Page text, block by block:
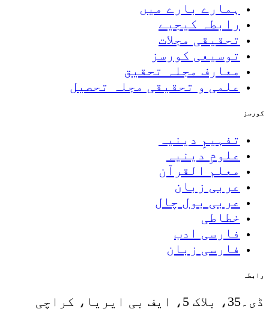
ہمارے بارے میں
رابطہ کیجیے
تحقیقی مجلات
توسیعی کورسز
معارف مجلہ تحقیق
علمی و تحقیقی مجلہ تحصیل
کورسز
تفہیمِ دینیہ
علومِ دینیہ
معلم القرآن
عربی زبان
عربی بول چال
خطاطی
فارسی ادب
فارسی زبان
رابطہ
ڈی۔35، بلاک 5، ایف بی ایریا، کراچی